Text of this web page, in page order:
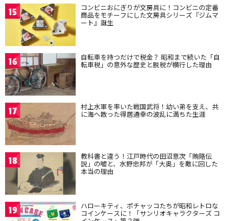
15 コンビニおにぎりが文房具に！コンビニの定番
商品をモチーフにした文房具シリーズ『ジムマ
ート』誕生
16 自転車を持つだけで税金？ 昭和まで続いた「自
転車税」の意外な歴史と脱税が横行した理由
17 村上水軍を率いた戦国武将！幼い弟を支え、共
に海へ散った得居通幸の波乱に満ちた生涯
18 教科書と違う！江戸時代の田沼意次「賄賂伝
説」の嘘と、水野忠邦が「大奥」を敵に回した
本当の理由
19 ハローキティ、ポチャッコたちが昭和レトロな
コインケースに！「サンリオキャラクターズ コ